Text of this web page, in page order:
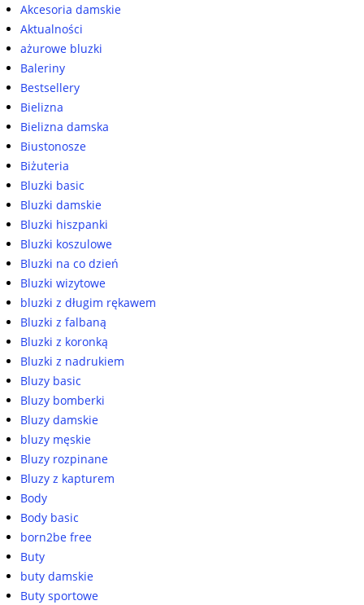
Akcesoria damskie
Aktualności
ażurowe bluzki
Baleriny
Bestsellery
Bielizna
Bielizna damska
Biustonosze
Biżuteria
Bluzki basic
Bluzki damskie
Bluzki hiszpanki
Bluzki koszulowe
Bluzki na co dzień
Bluzki wizytowe
bluzki z długim rękawem
Bluzki z falbaną
Bluzki z koronką
Bluzki z nadrukiem
Bluzy basic
Bluzy bomberki
Bluzy damskie
bluzy męskie
Bluzy rozpinane
Bluzy z kapturem
Body
Body basic
born2be free
Buty
buty damskie
Buty sportowe